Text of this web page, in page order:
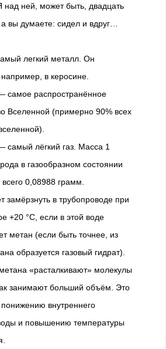
над ней, может быть, двадцать
вы думаете: сидел и вдруг…
легкий металл. Он
в керосине.
самое распространённое
Вселенной (примерно 90% всех
самый лёгкий газ. Масса 1
в газообразном состоянии
всего 0,08988 грамм.
замёрзнуть в трубопроводе при
+20 °C, если в этой воде
метан (если быть точнее, из
образуется газовый гидрат).
«расталкивают» молекулы
занимают больший объём. Это
понижению внутреннего
и повышению температуры